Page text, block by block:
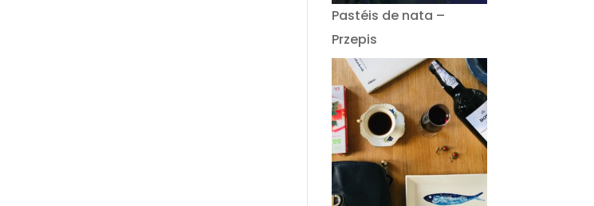
Pastéis de nata –
Przepis